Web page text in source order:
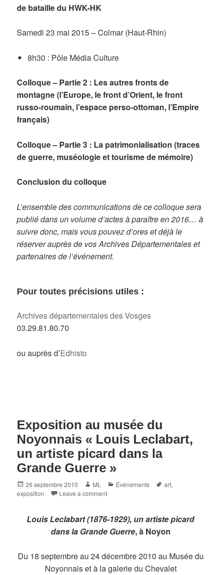
de bataille du HWK-HK
Samedi 23 mai 2015 – Colmar (Haut-Rhin)
8h30 : Pôle Média Culture
Colloque – Partie 2 : Les autres fronts de
montagne (l’Europe, le front d’Orient, le front
russo-roumain, l’espace perso-ottoman, l’Empire
français)
Colloque – Partie 3 : La patrimonialisation (traces
de guerre, muséologie et tourisme de mémoire)
Conclusion du colloque
L’ensemble des communications de ce colloque sera
publié dans un volume d’actes à paraître en 2016… à
suivre donc, mais vous pouvez d’ores et déjà le
réserver auprès de vos Archives Départementales et
partenaires de l’événement.
Pour toutes précisions utiles :
Archives départementales des Vosges
03.29.81.80.70
ou auprès d’Edhisto
Exposition au musée du
Noyonnais « Louis Leclabart,
un artiste picard dans la
Grande Guerre »
Posted
on
26 septembre 2010 Author
ML Categories
Événements Tags
art,
exposition
Leave a comment
Louis Leclabart (1876-1929), un artiste picard
dans la Grande Guerre, à Noyon
Du 18 septembre au 24 décembre 2010 au Musée du
Noyonnais et à la galerie du Chevalet